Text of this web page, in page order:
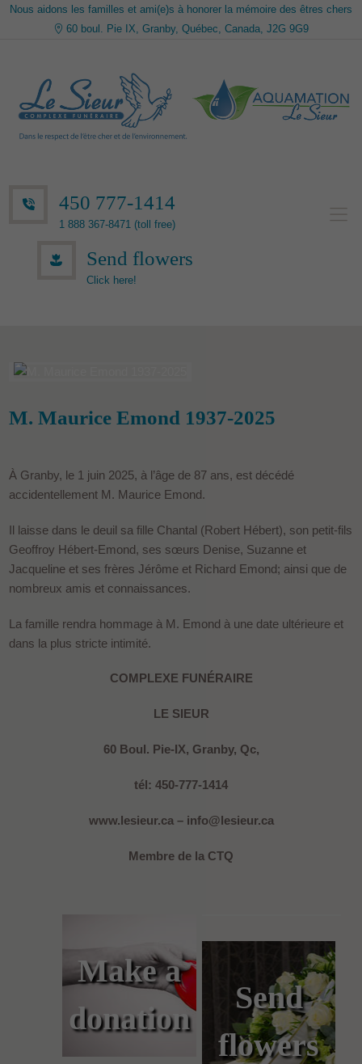
Nous aidons les familles et ami(e)s à honorer la mémoire des êtres chers
60 boul. Pie IX, Granby, Québec, Canada, J2G 9G9
450 777-1414
1 888 367-8471 (toll free)
Send flowers
Click here!
M. Maurice Emond 1937-2025
À Granby, le 1 juin 2025, à l’âge de 87 ans, est décédé
accidentellement M. Maurice Emond.
Il laisse dans le deuil sa fille Chantal (Robert Hébert), son petit-fils
Geoffroy Hébert-Emond, ses sœurs Denise, Suzanne et
Jacqueline et ses frères Jérôme et Richard Emond; ainsi que de
nombreux amis et connaissances.
La famille rendra hommage à M. Emond à une date ultérieure et
dans la plus stricte intimité.
COMPLEXE FUNÉRAIRE
LE SIEUR
60 Boul. Pie-IX, Granby, Qc,
tél: 450-777-1414
www.lesieur.ca – info@lesieur.ca
Membre de la CTQ
Make a
donation
Send
flowers